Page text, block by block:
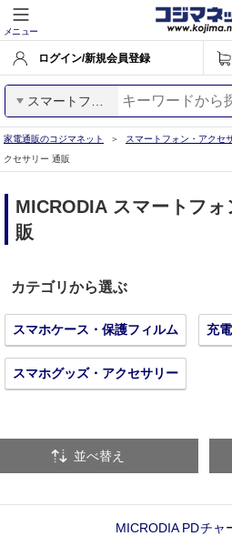
メニュー
ログイン/新規会員登録
スマートフォン・アクセサリー
家電通販のコジマネット スマートフォン・アクセ
クセサリー 通販
MICRODIA スマートフ
販
カテゴリから選ぶ
スマホケース・保護フィルム 充
スマホグッズ・アクセサリー
並べ替え
MICRODIA PDチ